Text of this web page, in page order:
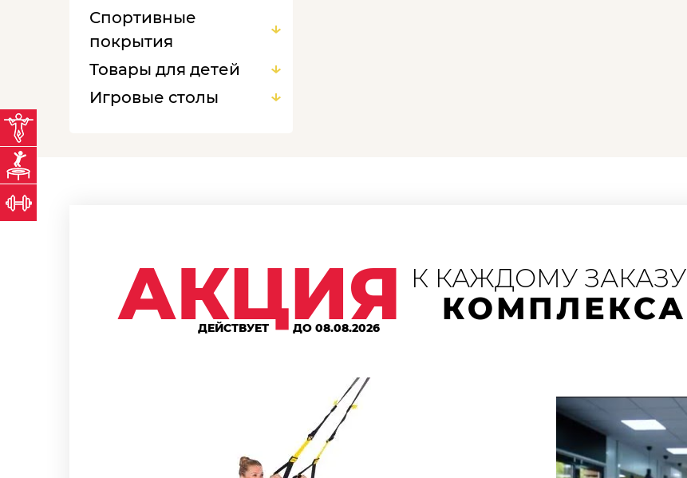
Спортивные
покрытия
Товары для детей
Игровые столы
АКЦИЯ
ДЕЙСТВУЕТ ДО 08.08.2026
К КАЖДОМУ ЗАКАЗУ
КОМПЛЕКСА